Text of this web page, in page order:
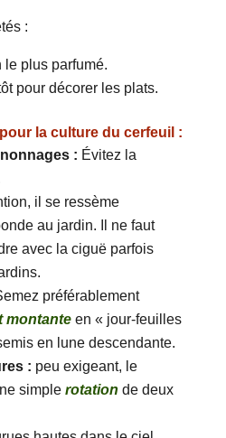
:
le plus parfumé.
pour décorer les plats.
la culture du cerfeuil :
: Évitez la
il se ressème
au jardin. Il ne faut
avec la ciguë parfois
préférablement
montanteen « jour-feuilles
en lune descendante.
: peu exigeant, le
simplerotation de deux